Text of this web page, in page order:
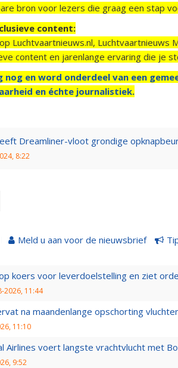
bron voor lezers die graag een stap
content:
Luchtvaartnieuws.nl, Luchtvaartnieuws
content en jarenlange ervaring die je
nog en word onderdeel van een
en échte journalistiek.
Dreamliner-vloot grondige
8:22
Meld u aan voor de nieuwsbrief
koers voor leverdoelstelling en ziet
2026, 11:44
na maandenlange opschorting
11:10
Airlines voert langste vrachtvlucht met
9:52